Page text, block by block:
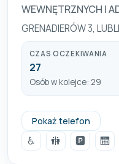
WEWNĘTRZNYCH I
GRENADIERÓW 3,
CZAS OCZEKIWANIA
27
Osób w kolejce: 29
Pokaż telefon
♿
🚻 🅿️ 🛗